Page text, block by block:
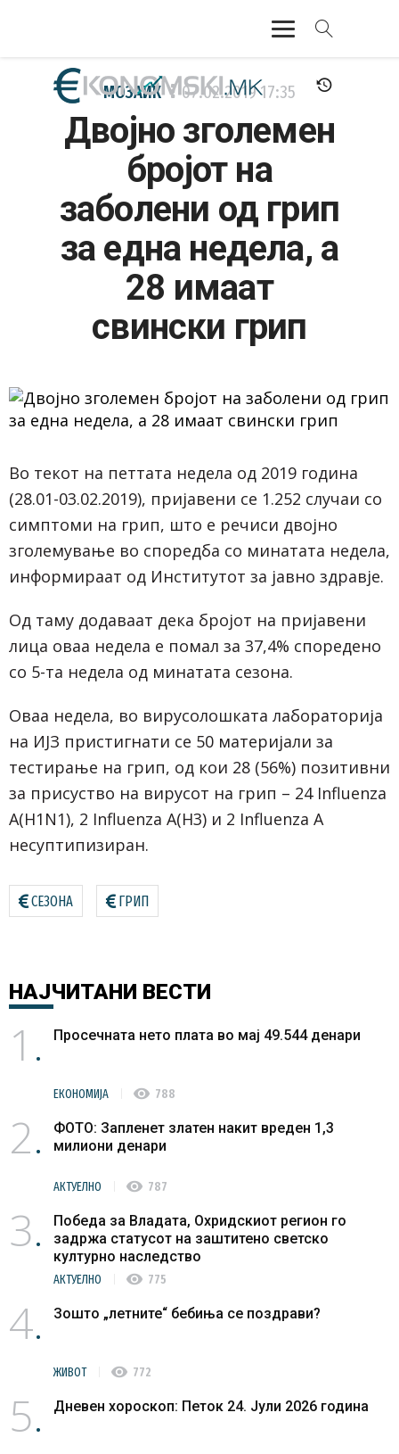
АКТУЕЛНО
ЕКОНОМИЈА
ФИНАНСИИ
БАНКАРСТВО
ЖИВОТ
МОЗАИК 07.02.201917:35
Двојно зголемен
бројот на
заболени од грип
за една недела, а
28 имаат
свински грип
Во текот на петтата недела од 2019 година
(28.01-03.02.2019), пријавени се 1.252 случаи со
симптоми на грип, што е речиси двојно
зголемување во споредба со минатата недела,
информираат од Институтот за јавно здравје.
Од таму додаваат дека бројот на пријавени
лица оваа недела е помал за 37,4% споредено
со 5-та недела од минатата сезона.
Оваа недела, во вирусолошката лабораторија
на ИЈЗ пристигнати се 50 материјали за
тестирање на грип, од кои 28 (56%) позитивни
за присуство на вирусот на грип – 24 Influenza
A(H1N1), 2 Influenza A(H3) и 2 Influenza А
несуптипизиран.
СЕЗОНА ГРИП
НАЈЧИТАНИ ВЕСТИ
1 Просечната нето плата во мај 49.544 денари
ЕКОНОМИЈА visibility 788
2
ФОТО: Запленет златен накит вреден 1,3
милиони денари
АКТУЕЛНО visibility 787
3
Победа за Владата, Охридскиот регион го
задржа статусот на заштитено светско
културно наследство
АКТУЕЛНО visibility 775
4 Зошто „летните“ бебиња се поздрави?
ЖИВОТ visibility 772
5 Дневен хороскоп: Петок 24. Јули 2026 година